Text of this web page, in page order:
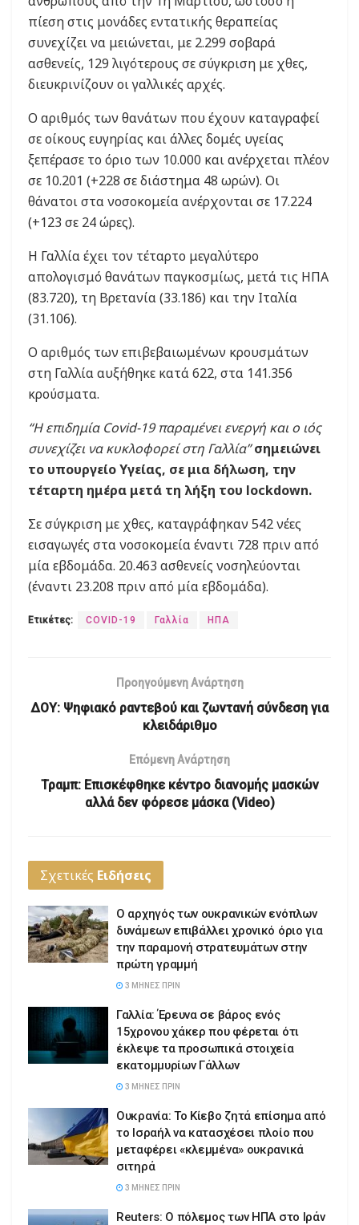
πίεση στις μονάδες εντατικής θεραπείας
συνεχίζει να μειώνεται, με 2.299 σοβαρά
ασθενείς, 129 λιγότερους σε σύγκριση με χθες,
διευκρινίζουν οι γαλλικές αρχές.
Ο αριθμός των θανάτων που έχουν καταγραφεί
σε οίκους ευγηρίας και άλλες δομές υγείας
ξεπέρασε το όριο των 10.000 και ανέρχεται πλέον
σε 10.201 (+228 σε διάστημα 48 ωρών). Οι
θάνατοι στα νοσοκομεία ανέρχονται σε 17.224
(+123 σε 24 ώρες).
Η Γαλλία έχει τον τέταρτο μεγαλύτερο
απολογισμό θανάτων παγκοσμίως, μετά τις ΗΠΑ
(83.720), τη Βρετανία (33.186) και την Ιταλία
(31.106).
Ο αριθμός των επιβεβαιωμένων κρουσμάτων
στη Γαλλία αυξήθηκε κατά 622, στα 141.356
κρούσματα.
“Η επιδημία Covid-19 παραμένει ενεργή και ο ιός
συνεχίζει να κυκλοφορεί στη Γαλλία”σημειώνει
το υπουργείο Υγείας, σε μια δήλωση, την
τέταρτη ημέρα μετά τη λήξη του lockdown.
Σε σύγκριση με χθες, καταγράφηκαν 542 νέες
εισαγωγές στα νοσοκομεία έναντι 728 πριν από
μία εβδομάδα. 20.463 ασθενείς νοσηλεύονται
(έναντι 23.208 πριν από μία εβδομάδα).
Ετικέτες: COVID-19 Γαλλία ΗΠΑ
Προηγούμενη Ανάρτηση
ΔΟΥ: Ψηφιακό ραντεβού και ζωντανή σύνδεση για
κλειδάριθμο
Επόμενη Ανάρτηση
Τραμπ: Επισκέφθηκε κέντρο διανομής μασκών
αλλά δεν φόρεσε μάσκα (Video)
Σχετικές Ειδήσεις
Ο αρχηγός των ουκρανικών ενόπλων
δυνάμεων επιβάλλει χρονικό όριο για
την παραμονή στρατευμάτων στην
πρώτη γραμμή
3 ΜΉΝΕΣ ΠΡΙΝ
Γαλλία: Έρευνα σε βάρος ενός
15χρονου χάκερ που φέρεται ότι
έκλεψε τα προσωπικά στοιχεία
εκατομμυρίων Γάλλων
3 ΜΉΝΕΣ ΠΡΙΝ
Ουκρανία: Το Κίεβο ζητά επίσημα από
το Ισραήλ να κατασχέσει πλοίο που
μεταφέρει «κλεμμένα» ουκρανικά
σιτηρά
3 ΜΉΝΕΣ ΠΡΙΝ
Reuters: Ο πόλεμος των ΗΠΑ στο Ιράν